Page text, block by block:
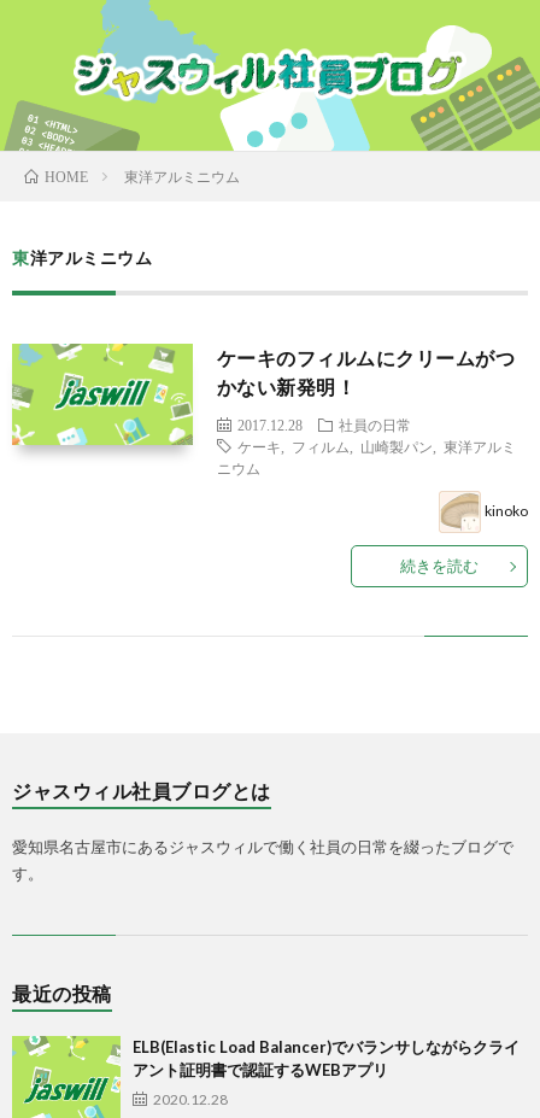
HOME 東洋アルミニウム
東洋アルミニウム
ケーキのフィルムにクリームがつ
かない新発明！
2017.12.28
社員の日常
ケーキ
フィルム 山崎製パン
東洋アルミ
ニウム
kinoko
続きを読む
ジャスウィル社員ブログとは
愛知県名古屋市にあるジャスウィルで働く社員の日常を綴ったブログで
す。
最近の投稿
ELB(Elastic Load Balancer)でバランサしながらクライ
アント証明書で認証するWEBアプリ
2020.12.28